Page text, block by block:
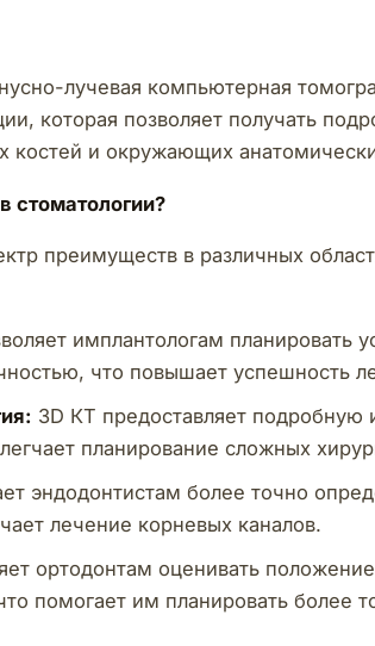
лучевая компьютерная
которая позволяет получать
костей и окружающих
стоматологии?
преимуществ в различных
имплантологам планировать
что повышает успешность
3D КТ предоставляет
планирование сложных
эндодонтистам более точно
лечение корневых каналов.
ортодонтам оценивать
помогает им планировать более